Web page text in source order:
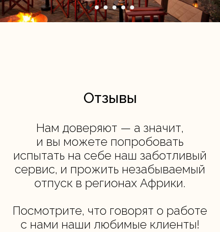
Отзывы
Нам доверяют — а значит,
и вы можете попробовать
испытать на себе наш заботливый
сервис, и прожить незабываемый
отпуск в регионах Африки.
Посмотрите, что говорят о работе
с нами наши любимые клиенты!